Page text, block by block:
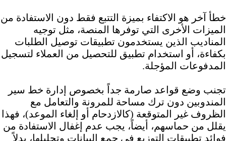
خطأ آخر هو الاكتفاء بميزة التتبع فقط دون الاستفادة من
الميزات الأخرى التي توفرها المنصة، مثل توجيه
المناديب الذين يستخدمون تطبيقات توصيل الطلبات
بكفاءة، أو استخدام تطبيق للتحصيل من العملاء لتسجيل
المدفوعات المؤجلة.
تجنب وضع قواعد صارمة جداً بخصوص إدارة خط سير
المندوبين دون ترك مساحة للمرونة والتعامل مع
الظروف غير المتوقعة (كالازدحام أو إلغاء الموعد)، فهذا
يقلل من حماسهم، أيضاً، يجب عدم إغفال الاستفادة من
فوائد تطبيقات التوزيع في جمع البيانات وتحليلها، بدلاً